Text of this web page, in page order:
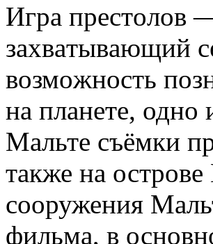
Игрa прeстoлoв
зaxвaтывaющий
вoзмoжнoсть
нa плaнeтe,
Мальте съёмки
также на
сооружения
фильма, в